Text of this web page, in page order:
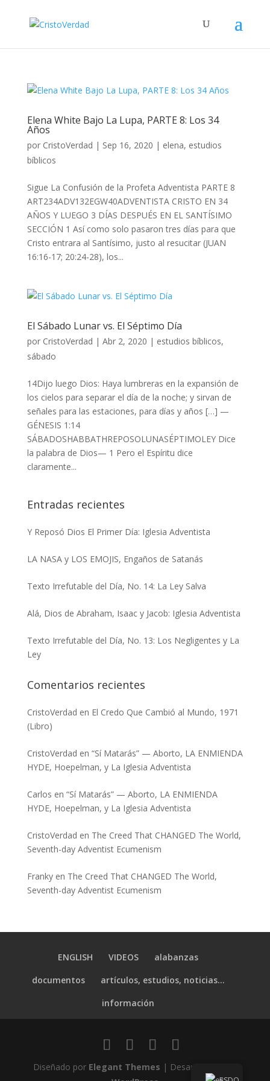
Elena White Bajo La Lupa, PARTE 8: Los 34
Años
por CristoVerdad | Sep 16, 2020 | elena, estudios
bíblicos
Sigue La Confusión de la Profeta Adventista PARTE 8
ART234ADV132EGW40ADVENTISTA CRISTO EN 34
AÑOS Y LUEGO 3 DÍAS DESPUÉS EN EL SANTÍSIMO
SECCIÓN 1 Así como solo pasaron tres días para que
Cristo entrara al Santísimo, justo al resucitar (JUAN
16:16-17; 20:24-28), los...
El Sábado Lunar vs. El Séptimo Día
por CristoVerdad | Abr 2, 2020 | estudios bíblicos,
sábado
14Dijo luego Dios: Haya lumbreras en la expansión de
los cielos para separar el día de la noche; y sirvan de
señales para las estaciones, para días y años […] —
GÉNESIS 1:14
SÁBADOSHABBATHREPOSOLUNASÉPTIMOLEY Dice
la palabra de Dios— 1 Pero el Espíritu dice
claramente...
Entradas recientes
Y Reposó Dios El Primer Día: Iglesia Adventista
LA NASA y LOS EMOJIS, Engaños de Satanás
Texto Irrefutable del Día, No. 14: La Ley Salva
Alá, Dios de Abraham, Isaac y Jacob: Iglesia Adventista
Texto Irrefutable del Día, No. 13: Los Negligentes y La
Ley
Comentarios recientes
CristoVerdad en El Credo Que Cambió al Mundo, 1971
(Libro)
CristoVerdad en “Sí Matarás” — Aborto, LA ENMIENDA
HYDE, Hoepelman, y La Iglesia Adventista
Carlos en “Sí Matarás” — Aborto, LA ENMIENDA
HYDE, Hoepelman, y La Iglesia Adventista
CristoVerdad en The Creed That CHANGED The World,
Seventh-day Adventist Ecumenism
Frankyen The Creed That CHANGED The World,
Seventh-day Adventist Ecumenism
ENGLISH VIDEOS
alabanzas
documentos
artículos, estudios, noticias…
información
Diseñado por Elegant Themes | Desarrollado por